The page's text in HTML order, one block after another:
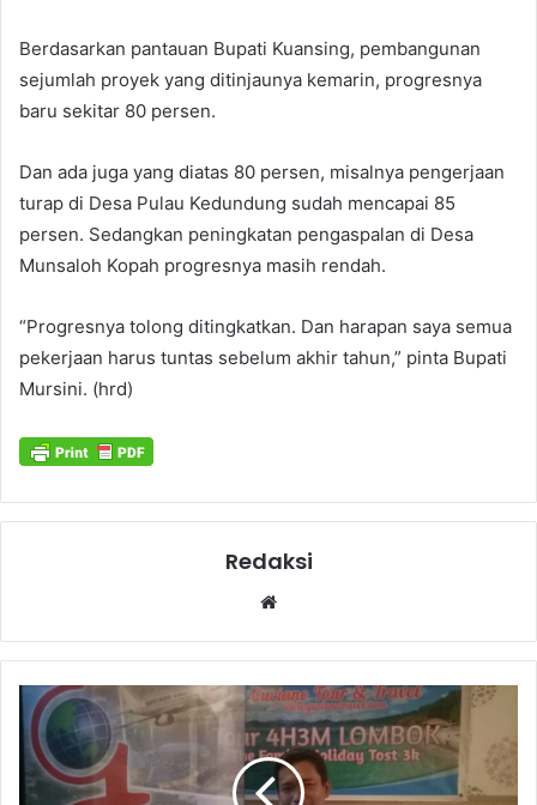
Berdasarkan pantauan Bupati Kuansing, pembangunan
sejumlah proyek yang ditinjaunya kemarin, progresnya
baru sekitar 80 persen.
Dan ada juga yang diatas 80 persen, misalnya pengerjaan
turap di Desa Pulau Kedundung sudah mencapai 85
persen. Sedangkan peningkatan pengaspalan di Desa
Munsaloh Kopah progresnya masih rendah.
“Progresnya tolong ditingkatkan. Dan harapan saya semua
pekerjaan harus tuntas sebelum akhir tahun,” pinta Bupati
Mursini. (hrd)
Redaksi